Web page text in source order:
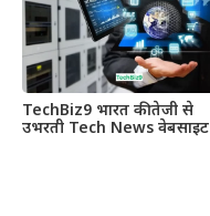
TechBiz9 भारत की तेजी से
उभरती Tech News वेबसाइट